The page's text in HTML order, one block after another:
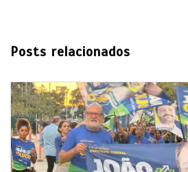
Posts relacionados